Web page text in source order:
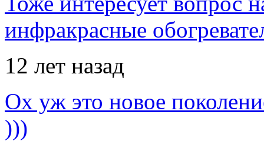
инфракрасные
12 лет назад
Ох уж это новое
)))